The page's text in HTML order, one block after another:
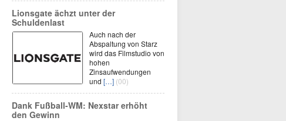
Lionsgate ächzt unter der
Schuldenlast
Auch nach der
Abspaltung von Starz
wird das Filmstudio von
hohen
Zinsaufwendungen
und […] (00)
Dank Fußball-WM: Nexstar erhöht
den Gewinn